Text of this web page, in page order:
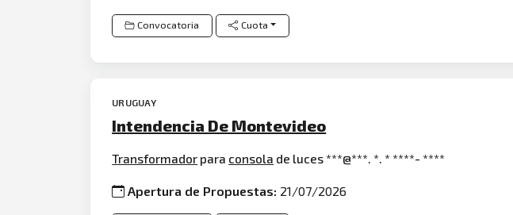
Convocatoria Cuota
URUGUAY
Intendencia De Montevideo
Transformador para consola de luces ***@***. *. * ****- ****
Apertura de Propuestas: 21/07/2026